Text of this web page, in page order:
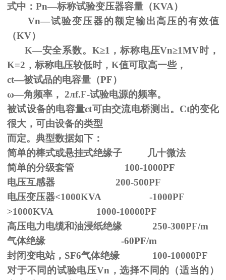
式中： Pn—标称试验变压器容量（KVA）
Vn—试验变压器的额定输出高压的有效值
（KV）
K—安全系数。 K≥1，标称电压Vn≥1MV时，
K=2，标称电压较低时，K值可取高一些，
ct—被试品的电容量（PF）
ω—角频率， 2лf.F-试验电源的频率。
被试设备的电容量ct可由交流电桥测出。Ct的变化
很大，可由设备的类型
而定。典型数据如下：
简单的棒式或悬挂式绝缘子 几十微法
简单的分级套管 100-1000PF
电压互感器 200-500PF
电压变压器<1000KVA -1000PF
>1000KVA 1000-10000PF
高压电力电缆和油浸纸绝缘 250-300PF/m
气体绝缘 -60PF/m
封闭变电站，SF6气体绝缘 100-10000PF
对于不同的试验电压Vn ，选择不同的（适当的）